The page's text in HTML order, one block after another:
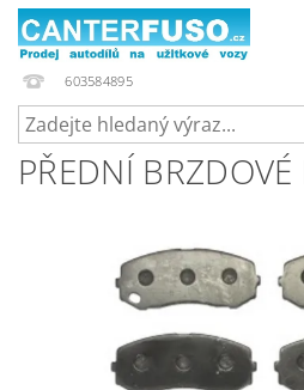
603584895
PŘEDNÍ BRZDOVÉ